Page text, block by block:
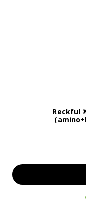
Reckful